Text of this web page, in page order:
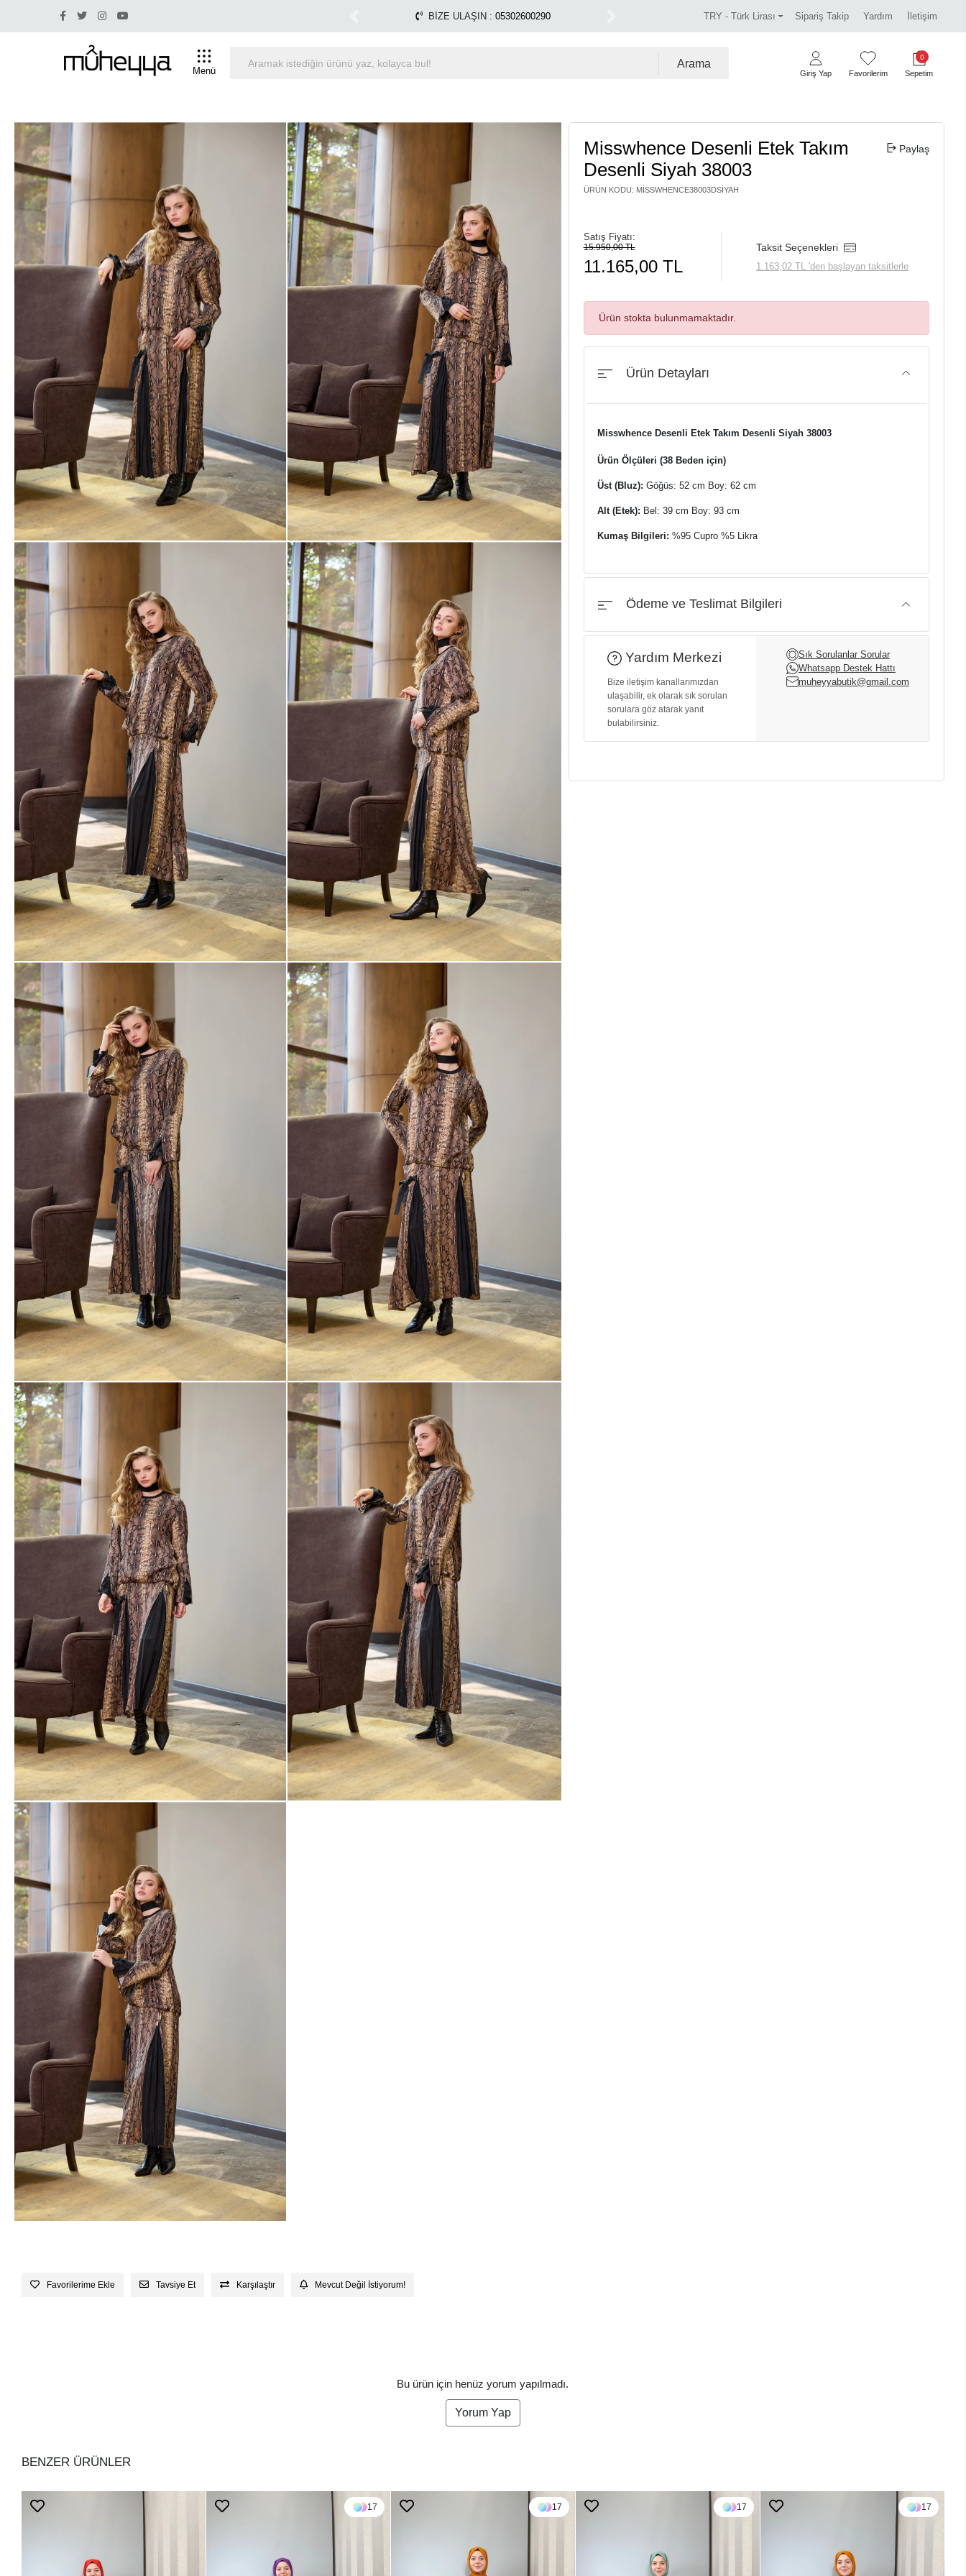
30 ve üstü indirim olan ürünlerde iade ve değişim yapılmamaktadır. Tüm Alışverişlerinizde Kargo Ücretsiz! Miss Dalida marka ürünlerde %30 indirim. Tüm kredi
1500 TL ÜZERİ ÜCRETSİZ KARGO TRY - Türk Lirası Sipariş Takip Yardım İletişim
Menü
Arama
Giriş Yap Favorilerim
0
Sepetim
Misswhence Desenli Etek Takım
Desenli Siyah 38003
ÜRÜN KODU: MISSWHENCE38003DSIYAH
Paylaş
Satış Fiyatı:
15.950,00 TL
11.165,00 TL
Taksit Seçenekleri
1.163,02 TL 'den başlayan taksitlerle
Ürün stokta bulunmamaktadır.
Ürün Detayları
Misswhence Desenli Etek Takım Desenli Siyah 38003
Ürün Ölçüleri (38 Beden için)
Üst (Bluz): Göğüs: 52 cm Boy: 62 cm
Alt (Etek): Bel: 39 cm Boy: 93 cm
Kumaş Bilgileri: %95 Cupro %5 Likra
Ödeme ve Teslimat Bilgileri
Yardım Merkezi
Bize iletişim kanallarımızdan
ulaşabilir, ek olarak sık sorulan
sorulara göz atarak yanıt
bulabilirsiniz.
Sık Sorulanlar Sorular
Whatsapp Destek Hattı
muheyyabutik@gmail.com
Favorilerime Ekle Tavsiye Et Karşılaştır Mevcut Değil İstiyorum!
Bu ürün için henüz yorum yapılmadı.
Yorum Yap
BENZER ÜRÜNLER
17 17 17 17